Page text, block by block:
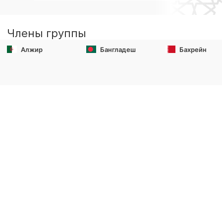
Члены группы
Алжир Бангладеш Бахрейн